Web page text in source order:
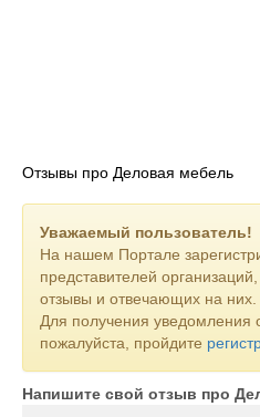
Отзывы про Деловая мебель
Уважаемый пользователь!
На нашем Портале
представителей
отзывы и отвечающих на них.
Для получения уведомления
пожалуйста, пройдите
Напишите свой отзыв про